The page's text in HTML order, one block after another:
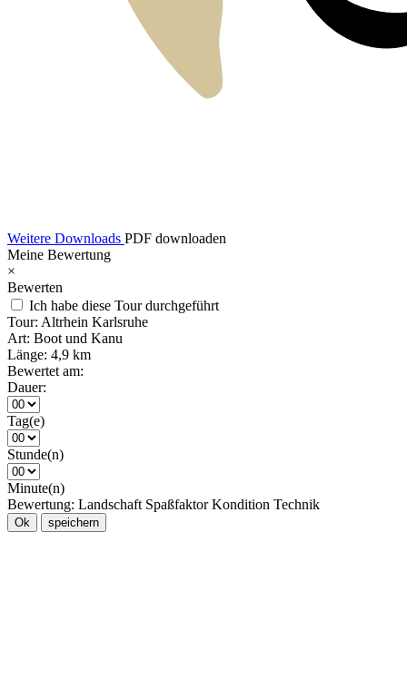
Weitere Downloads PDF downloaden
Meine Bewertung
×
Bewerten
Ich habe diese Tour durchgeführt
Tour: Altrhein Karlsruhe
Art: Boot und Kanu
Länge: 4,9 km
Bewertet am:
Dauer:
Tag(e)
Stunde(n)
Minute(n)
Bewertung: Landschaft Spaßfaktor Kondition Technik
Ok speichern